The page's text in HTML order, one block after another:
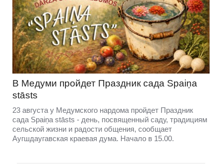
В Медуми пройдет Праздник сада Spaiņa
stāsts
23 августа у Медумского нардома пройдет Праздник
сада Spaiņa stāsts - день, посвященный саду, традициям
сельской жизни и радости общения, сообщает
Аугшдаугавская краевая дума. Начало в 15.00.